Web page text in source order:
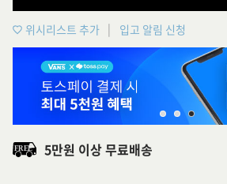
위시리스트 추가 입고 알림 신청
5만원 이상 무료배송